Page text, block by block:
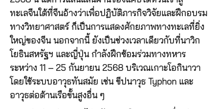
ทะเลจีนใต้ที่จีนอ้างว่าเพื่อปฏิบัติภารกิจวิจัยและฝึกอบรม
ทางวิทยาศาสตร์ ก็เป็นการแสดงศักยภาพทางทะเลที่ยิ่ง
ใหญ่ของจีน นอกจากนี้ ยังเป็นช่วงเวลาเดียวกับที่นาวิก
โยธินสหรัฐฯ และญี่ปุ่น กำลังฝึกซ้อมร่วมทางทหาร
ระหว่าง 11 – 25 กันยายน 2568 บริเวณเกาะโอกินาวา
โดยใช้ระบบอาวุธทันสมัย เช่น ขีปนาวุธ Typhon และ
อาวุธต่อต้านเรือขั้นสูงอื่น ๆ